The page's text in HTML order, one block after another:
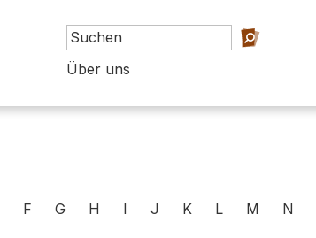
Über uns
F G H I J K L M N